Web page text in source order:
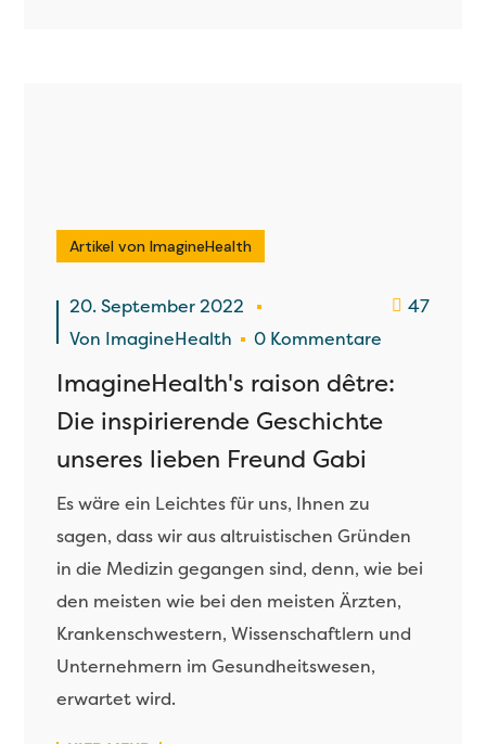
Artikel von ImagineHealth
20. September 2022
Von ImagineHealth 0 Kommentare
47
ImagineHealth's raison dêtre:
Die inspirierende Geschichte
unseres lieben Freund Gabi
Es wäre ein Leichtes für uns, Ihnen zu
sagen, dass wir aus altruistischen Gründen
in die Medizin gegangen sind, denn, wie bei
den meisten wie bei den meisten Ärzten,
Krankenschwestern, Wissenschaftlern und
Unternehmern im Gesundheitswesen,
erwartet wird.